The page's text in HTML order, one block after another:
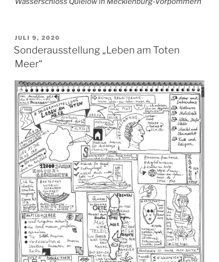
VERÖFFENTLICHT
AM
JULI 9, 2020
Sonderausstellung „Leben am Toten
Meer“